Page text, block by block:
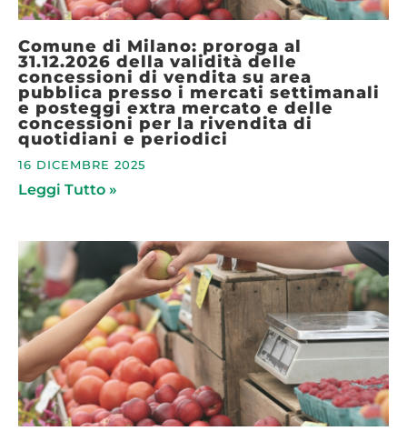
Comune di Milano: proroga al
31.12.2026 della validità delle
concessioni di vendita su area
pubblica presso i mercati settimanali
e posteggi extra mercato e delle
concessioni per la rivendita di
quotidiani e periodici
16 DICEMBRE 2025
Leggi Tutto »